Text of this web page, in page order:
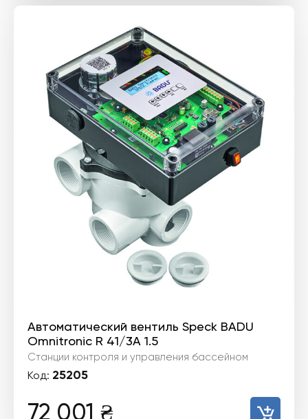
Автоматический вентиль Speck BADU
Omnitronic R 41/3A 1.5
Станции контроля и управления бассейном
Код: 25205
72 001 ₴